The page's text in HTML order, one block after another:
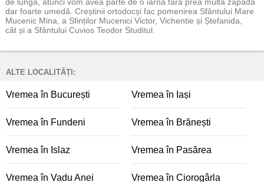
dar foarte umedă. Creștinii ortodocși fac pomenirea Sfântului Mare
Mucenic Mina, a Sfinților Mucenici Victor, Vichentie și Ștefanida,
cât și a Sfântului Cuvios Teodor Studitul.
ALTE LOCALITĂȚI:
Vremea în București Vremea în Iași
Vremea în Fundeni Vremea în Brănești
Vremea în Islaz Vremea în Pasărea
Vremea în Vadu Anei Vremea în Ciorogârla